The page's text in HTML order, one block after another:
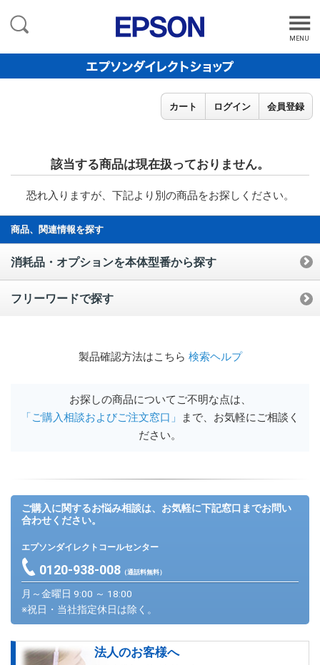
MENU
カート ログイン 会員登録
該当する商品は現在扱っておりません。
恐れ入りますが、下記より別の商品をお探しください。
商品、関連情報を探す
消耗品・オプションを本体型番から探す
フリーワードで探す
製品確認方法はこちら 検索ヘルプ
お探しの商品についてご不明な点は、
「ご購入相談およびご注文窓口」
まで、お気軽にご相談く
ださい。
ご購入に関するお悩み相談は、お気軽に下記窓口までお問い
合わせください。
エプソンダイレクトコールセンター
0120-938-008（通話料無料）
月～金曜日 9:00 ～ 18:00
※祝日・当社指定休日は除く。
法人のお客様へ